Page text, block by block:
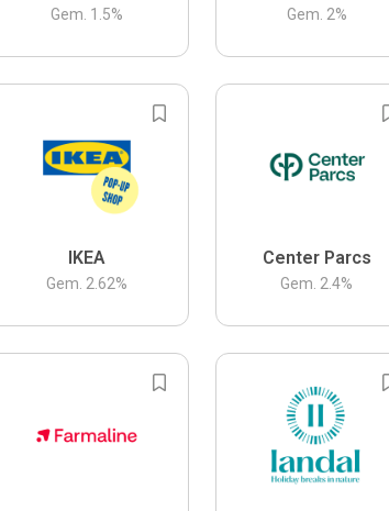
Gem. 1.5% Gem. 2%
IKEA
Gem. 2.62%
Center Parcs
Gem. 2.4%